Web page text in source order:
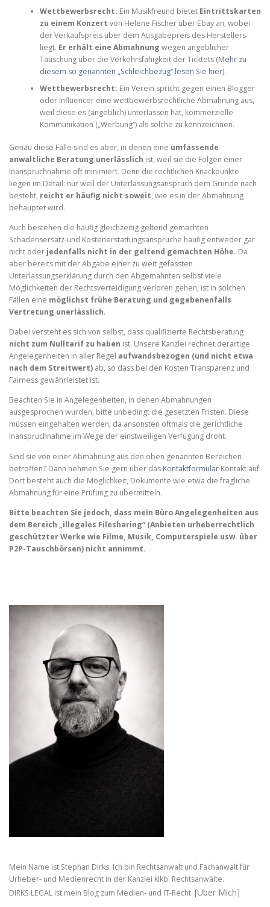
Wettbewerbsrecht: Ein Musikfreund bietet Eintrittskarten
zu einem Konzert von Helene Fischer über Ebay an, wobei
der Verkaufspreis über dem Ausgabepreis des Herstellers
liegt. Er erhält eine Abmahnung wegen angeblicher
Täuschung über die Verkehrsfähigkeit der Ticktets (Mehr zu
diesem so genannten „Schleichbezug“ lesen Sie hier).
Wettbewerbsrecht: Ein Verein spricht gegen einen Blogger
oder Influencer eine wettbewerbsrechtliche Abmahnung aus,
weil diese es (angeblich) unterlassen hat, kommerzielle
Kommunikation („Werbung“) als solche zu kennzeichnen.
Genau diese Fälle sind es aber, in denen eine umfassende
anwaltliche Beratung unerlässlich ist, weil sie die Folgen einer
Inanspruchnahme oft minimiert. Denn die rechtlichen Knackpunkte
liegen im Detail: nur weil der Unterlassungsanspruch dem Grunde nach
besteht, reicht er häufig nicht soweit, wie es in der Abmahnung
behauptet wird.
Auch bestehen die häufig gleichzeitig geltend gemachten
Schadensersatz-und Kostenerstattungsansprüche häufig entweder gar
nicht oder jedenfalls nicht in der geltend gemachten Höhe. Da
aber bereits mit der Abgabe einer zu weit gefassten
Unterlassungserklärung durch den Abgemahnten selbst viele
Möglichkeiten der Rechtsverteidigung verloren gehen, ist in solchen
Fällen eine möglichst frühe Beratung und gegebenenfalls
Vertretung unerlässlich.
Dabei versteht es sich von selbst, dass qualifizierte Rechtsberatung
nicht zum Nulltarif zu haben ist. Unsere Kanzlei rechnet derartige
Angelegenheiten in aller Regel aufwandsbezogen (und nicht etwa
nach dem Streitwert) ab, so dass bei den Kosten Transparenz und
Fairness gewährleistet ist.
Beachten Sie in Angelegenheiten, in denen Abmahnungen
ausgesprochen wurden, bitte unbedingt die gesetzten Fristen. Diese
müssen eingehalten werden, da ansonsten oftmals die gerichtliche
Inanspruchnahme im Wege der einstweiligen Verfügung droht.
Sind sie von einer Abmahnung aus den oben genannten Bereichen
betroffen? Dann nehmen Sie gern über das Kontaktformular Kontakt auf.
Dort besteht auch die Möglichkeit, Dokumente wie etwa die fragliche
Abmahnung für eine Prüfung zu übermitteln.
Bitte beachten Sie jedoch, dass mein Büro Angelegenheiten aus
dem Bereich „illegales Filesharing“ (Anbieten urheberrechtlich
geschützter Werke wie Filme, Musik, Computerspiele usw. über
P2P-Tauschbörsen) nicht annimmt.
Mein Name ist Stephan Dirks. Ich bin Rechtsanwalt und Fachanwalt für
Urheber- und Medienrecht in der Kanzlei klkb. Rechtsanwälte.
DIRKS.LEGAL ist mein Blog zum Medien- und IT-Recht. [Über Mich]